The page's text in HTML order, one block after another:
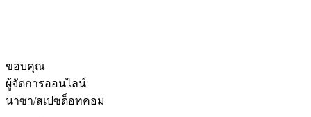
ขอบคุณ
ผู้จัดการออนไลน์
นาซา/สเปซด็อทคอม